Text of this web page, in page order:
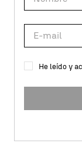
He leído y